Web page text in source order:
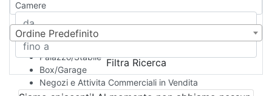
Rustico/Casale
Camera d'Albergo
Multiproprietà
Palazzo/Stabile
Box/Garage
Negozi e Attivita Commerciali in Vendita
Camere
Ordine Predefinito
Filtra Ricerca